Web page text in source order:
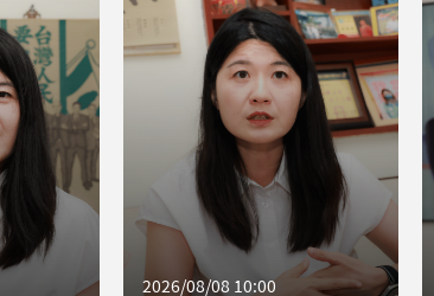
2026/08/08 10:00